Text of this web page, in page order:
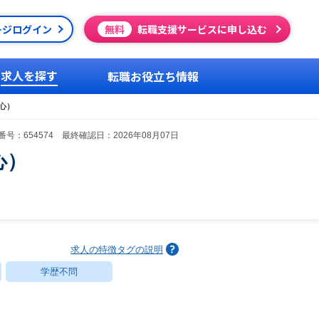
ログイン 無料 転職支援サービスに申し込む
求人を探す 転職お役立ち情報
）
号：654574 最終確認日：2026年08月07日
求人の特徴タグの説明
学歴不問